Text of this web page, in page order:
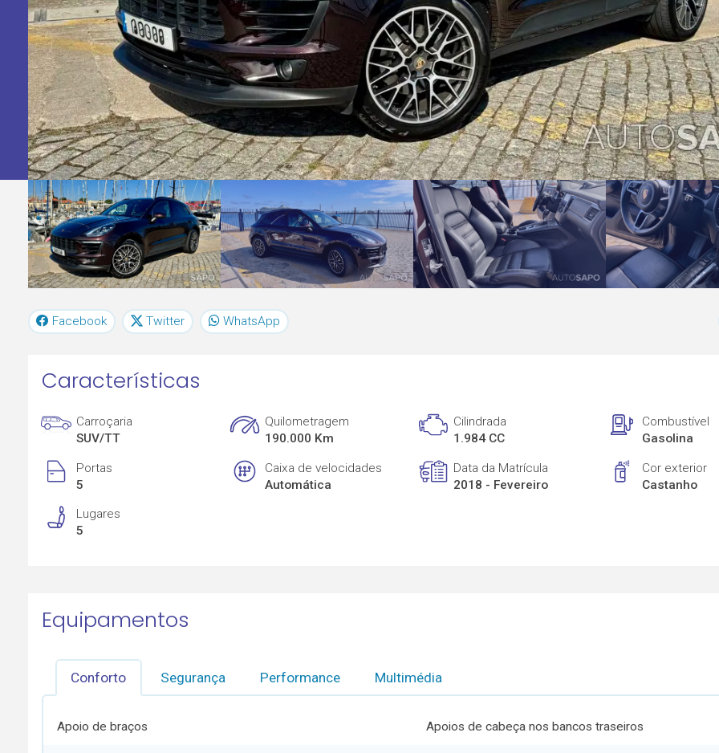
Facebook Twitter WhatsApp
Características
Carroçaria
SUV/TT
Quilometragem
190.000 Km
Cilindrada
1.984 CC
Combustível
Gasolina
Portas
5
Caixa de velocidades
Automática
Data da Matrícula
2018 - Fevereiro
Cor exterior
Castanho
Lugares
5
Equipamentos
Conforto Segurança Performance Multimédia
Apoio de braços Apoios de cabeça nos bancos traseiros